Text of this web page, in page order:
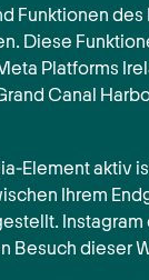
Funktionen des
Diese
Platforms
Canal
Element aktiv
Ihrem
Instagram
Besuch dieser